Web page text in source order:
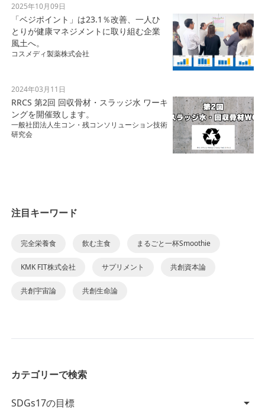
2025年10月09日
「ベジポイント」は23.1％改善、一人ひ
とりが健康マネジメントに取り組む企業
風土へ。
コスメディ製薬株式会社
2024年03月11日
RRCS 第2回 回収骨材・スラッジ水 ワーキ
ングを開催致します。
一般社団法人生コン・残コンソリューション技術
研究会
注目キーワード
完全栄養食 飲む主食 まるごと一杯Smoothie
KMK FIT株式会社 サプリメント 共創資本論
共創宇宙論 共創生命論
カテゴリーで検索
SDGs17の目標